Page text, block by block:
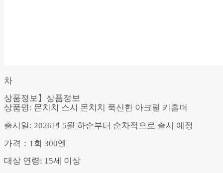
차
상품정보】상품정보
상품명: 몬치치 스시 몬치치 푹신한 아크릴 키홀더
출시일: 2026년 5월 하순부터 순차적으로 출시 예정
가격：1회 300엔
대상 연령: 15세 이상